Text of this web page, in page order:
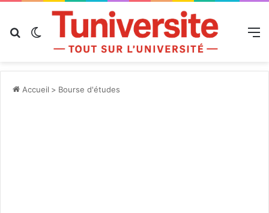
Rechercher
Switch skin
Accueil > Bourse d'études